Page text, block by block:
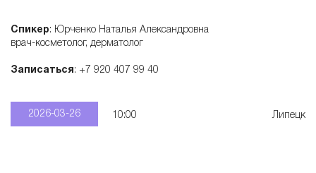
Спикер: Юрченко Наталья Александровна
врач-косметолог, дерматолог
Записаться: +7 920 407 99 40
2026-03-26 10:00 Липецк